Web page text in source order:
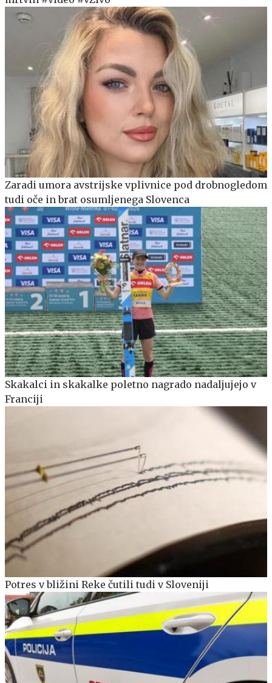
Zaradi umora avstrijske vplivnice pod drobnogledom
tudi oče in brat osumljenega Slovenca
Skakalci in skakalke poletno nagrado nadaljujejo v
Franciji
Potres v bližini Reke čutili tudi v Sloveniji